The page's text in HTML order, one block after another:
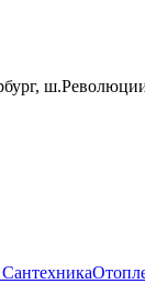
Сантехника